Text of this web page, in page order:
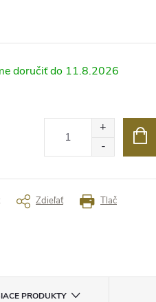
11.8.2026
Tlač
Zdieľať
PRODUKTY